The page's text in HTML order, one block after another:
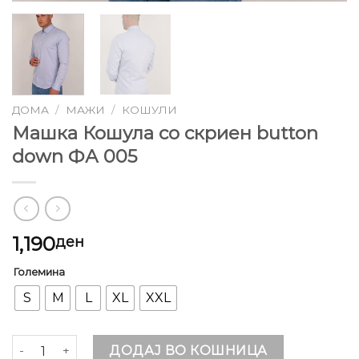
ДОМА / МАЖИ / КОШУЛИ
Машка Кошула со скриен button
down ФА 005
1,190ден
Големина
S M L XL XXL
Машка Кошула со скриен button down ФА 005
ДОДАЈ ВО КОШНИЦА